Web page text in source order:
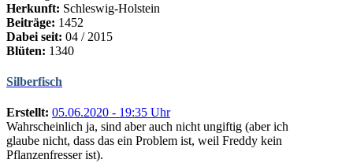
Herkunft: Schleswig-Holstein
Beiträge: 1452
Dabei seit: 04 / 2015
Blüten: 1340
Silberfisch
Erstellt: 05.06.2020 - 19:35 Uhr
Wahrscheinlich ja, sind aber auch nicht ungiftig (aber ich
glaube nicht, dass das ein Problem ist, weil Freddy kein
Pflanzenfresser ist).